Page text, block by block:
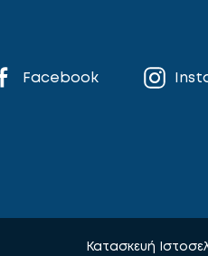
Facebook
Κατασκευή